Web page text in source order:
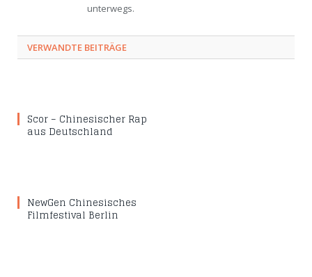
unterwegs.
VERWANDTE BEITRÄGE
Scor – Chinesischer Rap
aus Deutschland
NewGen Chinesisches
Filmfestival Berlin